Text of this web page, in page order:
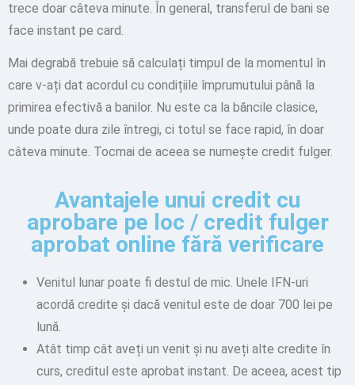
trece doar câteva minute. În general, transferul de bani se
face instant pe card.
Mai degrabă trebuie să calculați timpul de la momentul în
care v-ați dat acordul cu condițiile împrumutului până la
primirea efectivă a banilor. Nu este ca la băncile clasice,
unde poate dura zile întregi, ci totul se face rapid, în doar
câteva minute. Tocmai de aceea se numește credit fulger.
Avantajele unui credit cu
aprobare pe loc / credit fulger
aprobat online fără verificare
Venitul lunar poate fi destul de mic. Unele IFN-uri
acordă credite și dacă venitul este de doar 700 lei pe
lună.
Atât timp cât aveți un venit și nu aveți alte credite în
curs, creditul este aprobat instant. De aceea, acest tip